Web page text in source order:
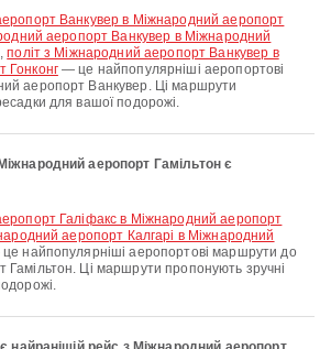
аеропорт Ванкувер в Міжнародний
,політ з Міжнародний аеропорт Ванкувер в
Гонконг— це найпопулярніші аеропортові
аеропорт Ванкувер. Ці маршрути
для вашої подорожі.
аеропорт Гамільтон є
аеропорт Калгарі в Міжнародний
найпопулярніші аеропортові маршрути до
Ці маршрути пропонують зручні